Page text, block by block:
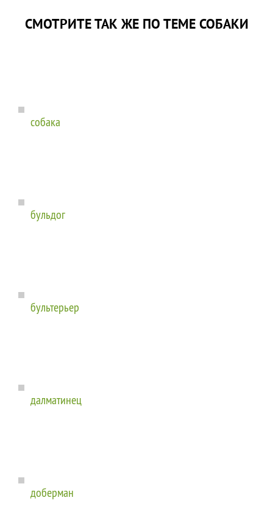
СМОТРИТЕ ТАК ЖЕ ПО ТЕМЕ СОБАКИ
собака
бульдог
бультерьер
далматинец
доберман